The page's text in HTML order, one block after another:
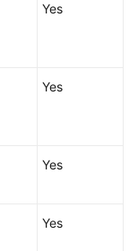
Yes
Yes
Yes
Yes